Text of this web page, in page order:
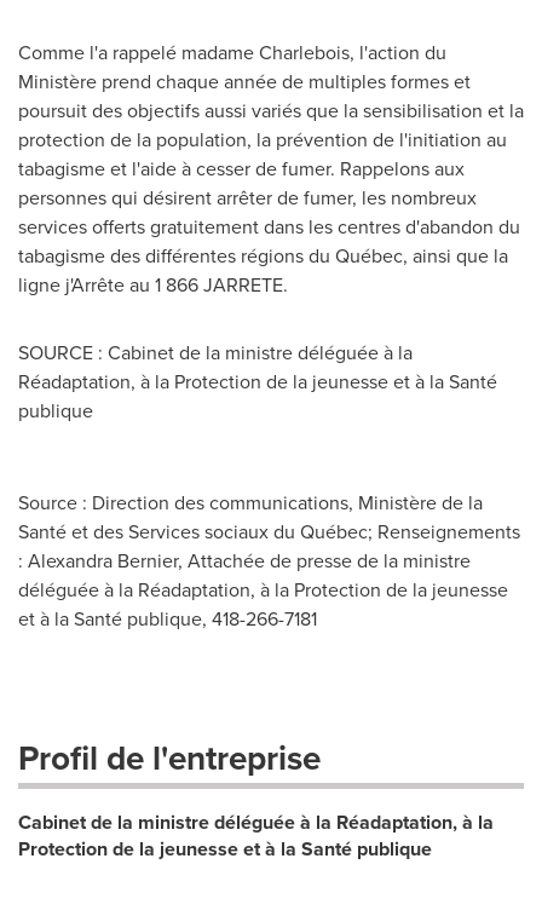
Comme l'a rappelé madame Charlebois, l'action du
Ministère prend chaque année de multiples formes et
poursuit des objectifs aussi variés que la sensibilisation et la
protection de la population, la prévention de l'initiation au
tabagisme et l'aide à cesser de fumer. Rappelons aux
personnes qui désirent arrêter de fumer, les nombreux
services offerts gratuitement dans les centres d'abandon du
tabagisme des différentes régions du Québec, ainsi que la
ligne j'Arrête au 1 866 JARRETE.
SOURCE : Cabinet de la ministre déléguée à la
Réadaptation, à la Protection de la jeunesse et à la Santé
publique
Source : Direction des communications, Ministère de la
Santé et des Services sociaux du Québec; Renseignements
: Alexandra Bernier, Attachée de presse de la ministre
déléguée à la Réadaptation, à la Protection de la jeunesse
et à la Santé publique, 418-266-7181
Profil de l'entreprise
Cabinet de la ministre déléguée à la Réadaptation, à la
Protection de la jeunesse et à la Santé publique